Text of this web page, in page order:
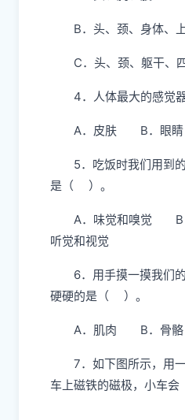
A．铁 B．铜 C
3．我们身体的外
A．头、胸、腹
B．头、颈、身体、
C．头、颈、躯干、
4．人体最大的感
A．皮肤 B．眼
是（ ）。
听觉和视觉
6．用手摸一摸我们
硬硬的是（ ）。